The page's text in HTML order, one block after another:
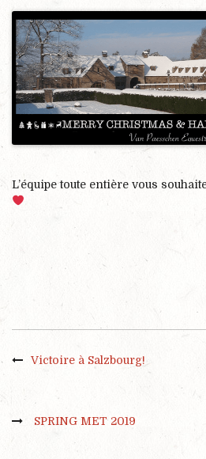
L’équipe toute entière vous
Victoire à Salzbourg!
SPRING MET 2019